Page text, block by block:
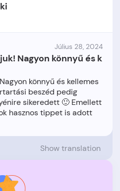
Július 28, 2024
Nagyon könnyű és k
könnyű és kellemes
beszéd pedig
sikeredett 🙂 Emellett
hasznos tippet is adott
Show translation